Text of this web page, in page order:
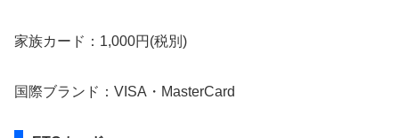
家族カード：1,000円(税別)
国際ブランド：VISA・MasterCard